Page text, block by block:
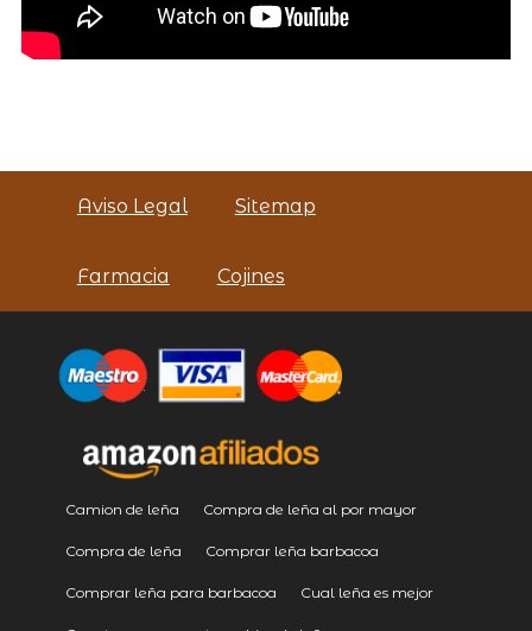
Aviso Legal Sitemap
Farmacia Cojines
Camion de leña Compra de leña al por mayor
Compra de leña Comprar leña barbacoa
Comprar leña para barbacoa Cual leña es mejor